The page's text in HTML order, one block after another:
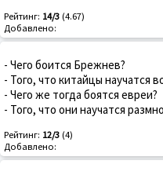
Рейтинг: 14/3 (4.67)
Добавлено:
- Чего боится Брежнев?
- Того, что китайцы научатся
- Чего же тогда боятся евреи?
- Того, что они научатся
Рейтинг: 12/3 (4)
Добавлено: